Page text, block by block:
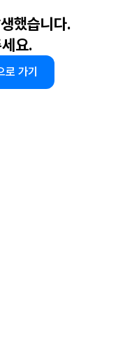
했습니다.
요.
로 가기